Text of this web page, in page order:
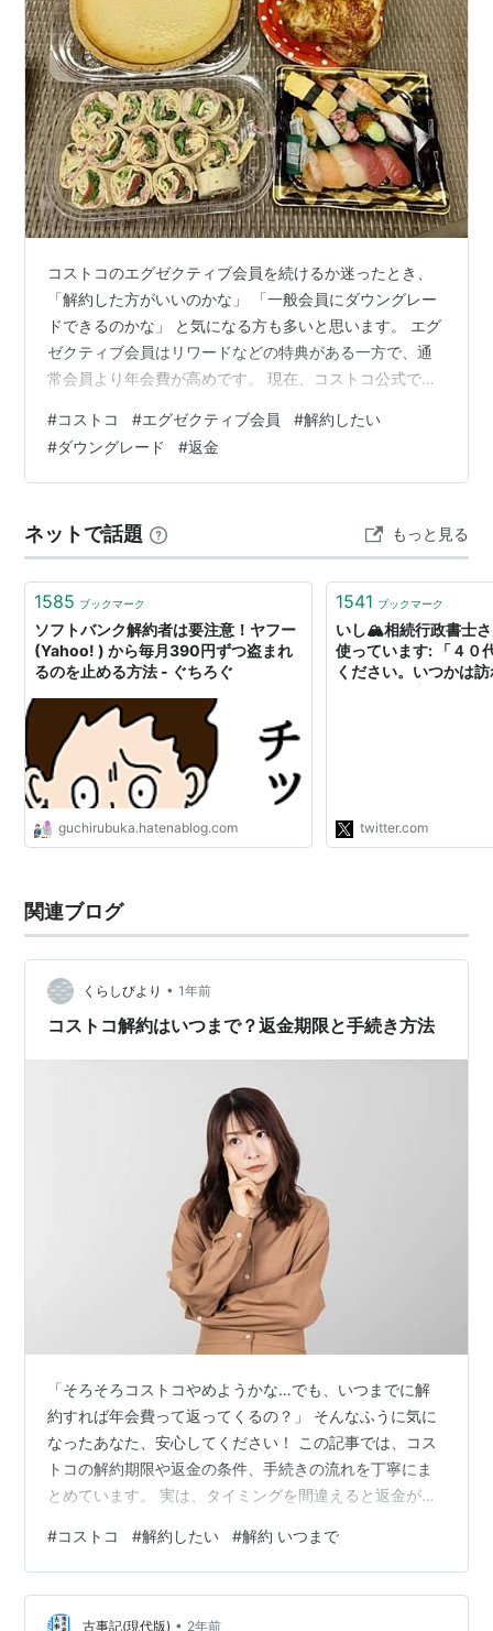
コストコのエグゼクティブ会員を続けるか迷ったとき、
「解約した方がいいのかな」 「一般会員にダウングレー
ドできるのかな」 と気になる方も多いと思います。 エグ
ゼクティブ会員はリワードなどの特典がある一方で、通
常会員より年会費が高めです。 現在、コストコ公式では
10,560円と案内されています。 そのため、リワードが思
ったより貯まらなかったり、買い物頻度が減ったりする
と、一般会員に戻したいと感じることもありますよね。
法、一般会員へのダウングレードの流れ、返金条件、リ
ワードの注意点、手続きするタイミン…
#コストコ #エグゼクティブ会員 #解約したい
#ダウングレード #返金
ネットで話題 もっと見る
1585 ブックマーク
ソフトバンク解約者は要注意！ヤフー
(Yahoo! ) から毎月390円ずつ盗まれ
るのを止める方法 - ぐちろぐ
guchirubuka.hatenablog.com
1541 ブックマーク
いし🏔️相続行政書士
使っています: 「４０
ください。いつかは
に並べておきます。
twitter.com
関連ブログ
くらしびより • 1年前
コストコ解約はいつまで？返金期限と手続き方法
「そろそろコストコやめようかな…でも、いつまでに解
約すれば年会費って返ってくるの？」 そんなふうに気に
なったあなた、安心してください！ この記事では、コス
トコの解約期限や返金の条件、手続きの流れを丁寧にま
とめています。 実は、タイミングを間違えると返金が受
費は全額返金されるんです！ 「手続きが面倒そう…」
「そもそもいつまでに行けばいいの？」 そんな疑問もこ
の記事を読めばスッキリ解消できますよ。 コストコはい
つまでに解約すれば返金される？ 「いつ解約すれば年会
#コストコ #解約したい #解約 いつまで
古事記(現代版) • 2年前